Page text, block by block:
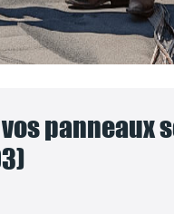
panneaux